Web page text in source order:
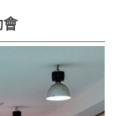
會